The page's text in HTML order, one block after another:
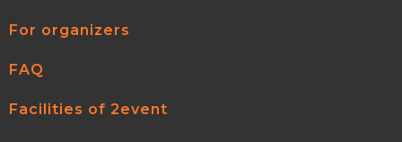
For organizers
FAQ
Facilities of 2event